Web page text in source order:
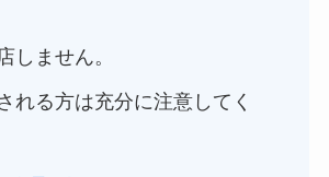
しません。
れる方は充分に注意してく